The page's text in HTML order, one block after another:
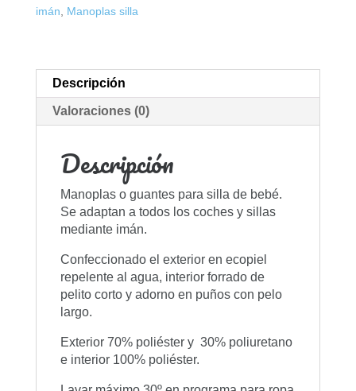
imán, Manoplas silla
Descripción
Valoraciones (0)
Descripción
Manoplas o guantes para silla de bebé.
Se adaptan a todos los coches y sillas
mediante imán.
Confeccionado el exterior en ecopiel
repelente al agua, interior forrado de
pelito corto y adorno en puños con pelo
largo.
Exterior 70% poliéster y 30% poliuretano
e interior 100% poliéster.